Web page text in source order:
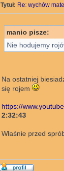
Tytuł: Re: wychów
manio pisze:
Nie hodujemy
Na ostatniej
się rojem
https://
2:32:43
Właśnie przed